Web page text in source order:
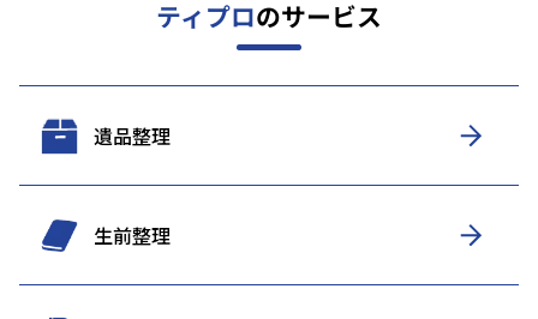
ティプロのサービス
遺品整理
生前整理